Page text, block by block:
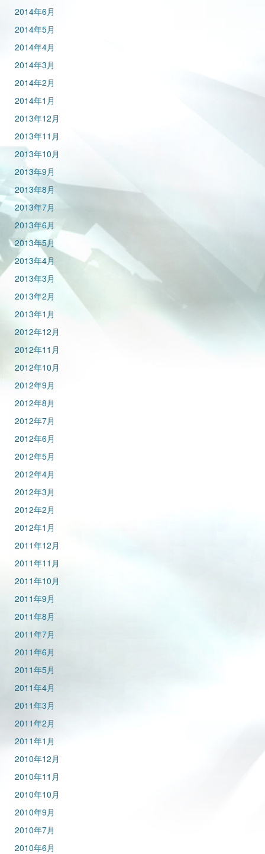
2014年6月
2014年5月
2014年4月
2014年3月
2014年2月
2014年1月
2013年12月
2013年11月
2013年10月
2013年9月
2013年8月
2013年7月
2013年6月
2013年5月
2013年4月
2013年3月
2013年2月
2013年1月
2012年12月
2012年11月
2012年10月
2012年9月
2012年8月
2012年7月
2012年6月
2012年5月
2012年4月
2012年3月
2012年2月
2012年1月
2011年12月
2011年11月
2011年10月
2011年9月
2011年8月
2011年7月
2011年6月
2011年5月
2011年4月
2011年3月
2011年2月
2011年1月
2010年12月
2010年11月
2010年10月
2010年9月
2010年7月
2010年6月